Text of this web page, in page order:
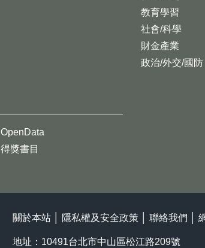
教育學習
社會/科學
財金產業
政治/外交/國防
OpenData
得獎書目
關於本站 隱私權及安全政策 聯絡我們
地址：10491台北市中山區松江路209號